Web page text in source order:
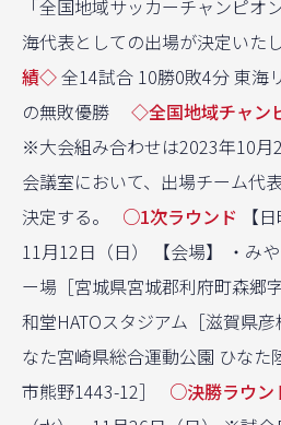
「全国地域サッカーチャンピオ
海代表としての出場が決定いた
績◇全14試合 10勝0敗4分 東海
の無敗優勝 ◇全国地域チャン
※大会組み合わせは2023年10月
会議室において、出場チーム代
決定する。 ○1次ラウンド 【
11月12日（日） 【会場】 ・み
ー場［宮城県宮城郡利府町森郷
和堂HATOスタジアム［滋賀県
なた宮崎県総合運動公園 ひなた
市熊野1443-12］ ○決勝ラウン